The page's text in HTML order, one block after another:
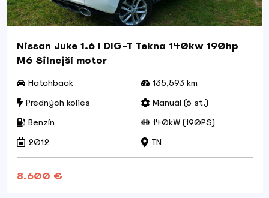
Nissan Juke 1.6 l DIG-T Tekna 140kw 190hp
M6 Silnejší motor
Hatchback
135,593 km
Predných kolies
Manuál (6 st.)
Benzín
140kW (190PS)
2012
TN
8.600 €